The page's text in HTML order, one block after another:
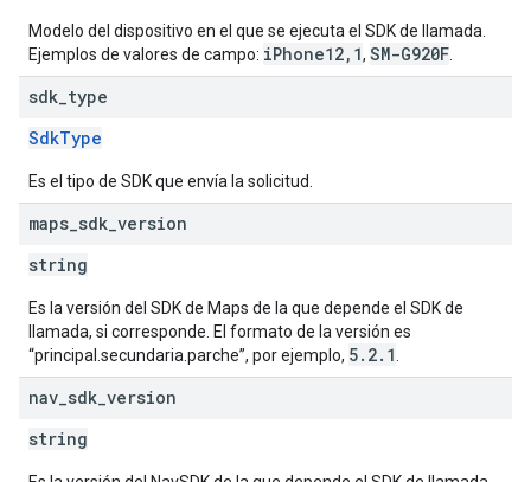
Modelo del dispositivo en el que se ejecuta el SDK de llamada.
Ejemplos de valores de campo: iPhone12,1, SM-G920F
sdk type
SdkType
Es el tipo de SDK que envía la solicitud.
maps sdk version
string
Es la versión del SDK de Maps de la que depende el SDK de
llamada, si corresponde. El formato de la versión es
“principal.secundaria.parche”, por ejemplo, 5.2.1
nav sdk version
string